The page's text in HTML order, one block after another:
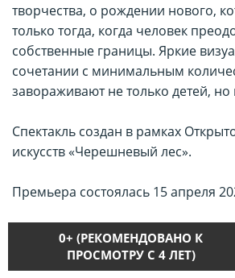
творчества, о рождении нового,
только тогда, когда человек
собственные границы. Яркие
сочетании с минимальным
завораживают не только детей, но
Спектакль создан в рамках
искусств «Черешневый лес».
Премьера состоялась 15 апреля
0+ (РЕКОМЕНДОВАНО К
ПРОСМОТРУ С 4 ЛЕТ)